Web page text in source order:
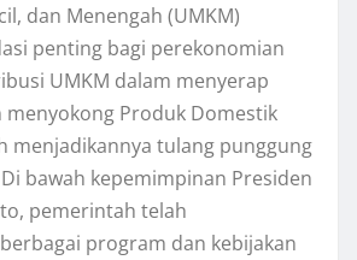
dan Menengah (UMKM)
penting bagi perekonomian
UMKM dalam menyerap
menyokong Produk Domestik
menjadikannya tulang punggung
bawah kepemimpinan Presiden
pemerintah telah
program dan kebijakan